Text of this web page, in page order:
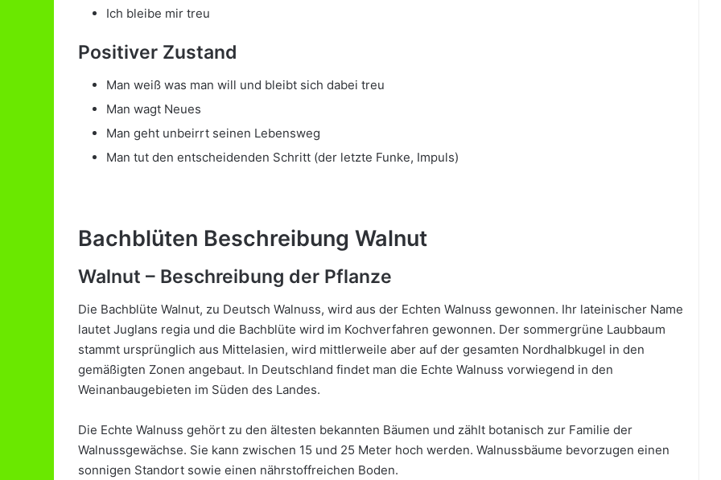
Ich bleibe mir treu
Positiver Zustand
Man weiß was man will und bleibt sich dabei treu
Man wagt Neues
Man geht unbeirrt seinen Lebensweg
Man tut den entscheidenden Schritt (der letzte Funke, Impuls)
Bachblüten Beschreibung Walnut
Walnut – Beschreibung der Pflanze
Die Bachblüte Walnut, zu Deutsch Walnuss, wird aus der Echten Walnuss gewonnen. Ihr lateinischer Name
lautet Juglans regia und die Bachblüte wird im Kochverfahren gewonnen. Der sommergrüne Laubbaum
stammt ursprünglich aus Mittelasien, wird mittlerweile aber auf der gesamten Nordhalbkugel in den
gemäßigten Zonen angebaut. In Deutschland findet man die Echte Walnuss vorwiegend in den
Weinanbaugebieten im Süden des Landes.
Die Echte Walnuss gehört zu den ältesten bekannten Bäumen und zählt botanisch zur Familie der
Walnussgewächse. Sie kann zwischen 15 und 25 Meter hoch werden. Walnussbäume bevorzugen einen
sonnigen Standort sowie einen nährstoffreichen Boden.
in der Schwangerschaft
B
a
c
b
l
t
e
n
Bachblüten bei Lernschwierigkeiten
B
a
c
t
e
Bachblüten Therapie bei Tinnitus